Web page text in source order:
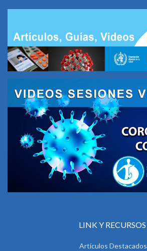
LINK Y RECURSOS
Artículos Destacados